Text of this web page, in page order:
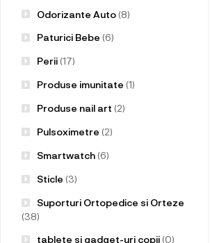
Odorizante Auto(8)
Paturici Bebe (6)
Perii(17)
Produse imunitate (1)
Produse nail art (2)
Pulsoximetre (2)
Smartwatch(6)
Sticle (3)
Suporturi Ortopedice si Orteze
(38)
tablete si gadget-uri copii(0)